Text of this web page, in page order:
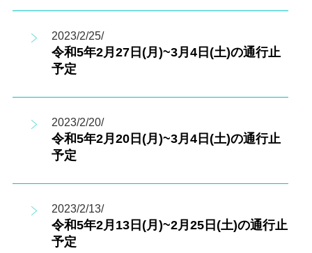
2023/2/25/
令和5年2月27日(月)~3月4日(土)の通行止
予定
2023/2/20/
令和5年2月20日(月)~3月4日(土)の通行止
予定
2023/2/13/
令和5年2月13日(月)~2月25日(土)の通行止
予定